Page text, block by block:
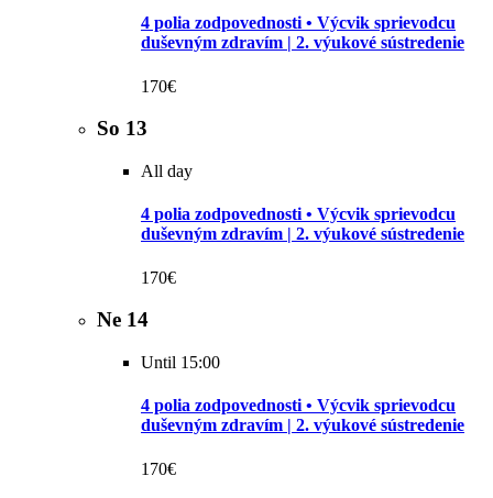
4 polia zodpovednosti • Výcvik sprievodcu
duševným zdravím | 2. výukové sústredenie
170€
So 13
All day
4 polia zodpovednosti • Výcvik sprievodcu
duševným zdravím | 2. výukové sústredenie
170€
Ne 14
Until 15:00
4 polia zodpovednosti • Výcvik sprievodcu
duševným zdravím | 2. výukové sústredenie
170€